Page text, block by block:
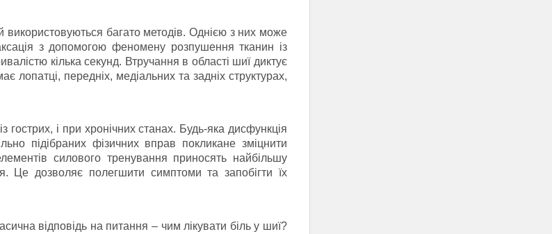
багато методів. Однією з них може
з допомогою феномену розпушення тканин із
кілька секунд. Втручання в області шиї диктує
лопатці, передніх, медіальних та задніх структурах,
і при хронічних станах. Будь-яка дисфункція
підібраних фізичних вправ покликане зміцнити
силового тренування приносять найбільшу
Це дозволяє полегшити симптоми та запобігти їх
відповідь на питання – чим лікувати біль у шиї?